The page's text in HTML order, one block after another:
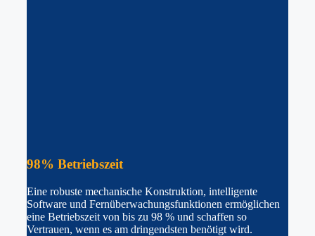
98% Betriebszeit
Eine robuste mechanische Konstruktion, intelligente
Software und Fernüberwachungsfunktionen ermöglichen
eine Betriebszeit von bis zu 98 % und schaffen so
Vertrauen, wenn es am dringendsten benötigt wird.